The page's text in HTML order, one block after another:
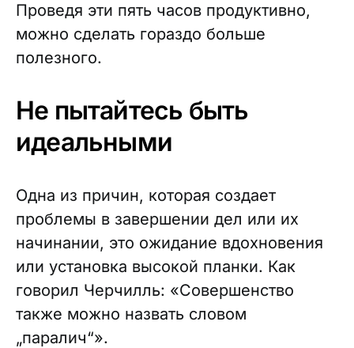
Проведя эти пять часов продуктивно,
можно сделать гораздо больше
полезного.
Не пытайтесь быть
идеальными
Одна из причин, которая создает
проблемы в завершении дел или их
начинании, это ожидание вдохновения
или установка высокой планки. Как
говорил Черчилль: «Совершенство
также можно назвать словом
„паралич“».